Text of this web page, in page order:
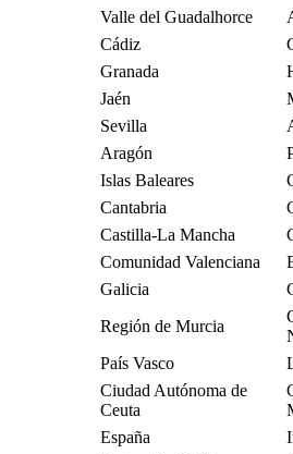
Valle del Guadalhorce
Cádiz
Granada
Jaén
Sevilla
Aragón
Islas Baleares
Cantabria
Castilla-La Mancha
Comunidad Valenciana
Galicia
Región de Murcia
País Vasco
Ciudad Autónoma de
Ceuta
España